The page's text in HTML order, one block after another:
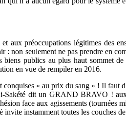
préoccupations légitimes des
: non seulement ne pas prendre en
publics au plus haut sommet
en vue de rempiler en 2016.
« au prix du sang » ! Il
dit un GRAND BRAVO ! aux
face aux agissements
instamment toutes les couches